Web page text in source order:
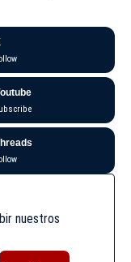
nuestros